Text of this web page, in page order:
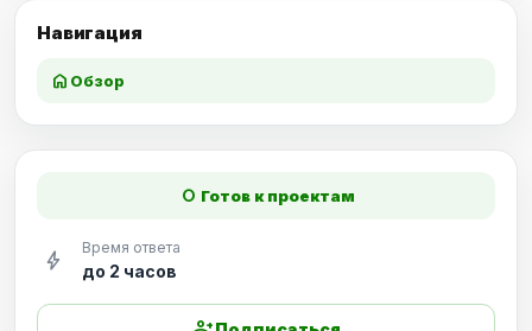
Навигация
home Обзор
fiber_manual_record Готов к проектам
bolt Время ответа
до 2 часов